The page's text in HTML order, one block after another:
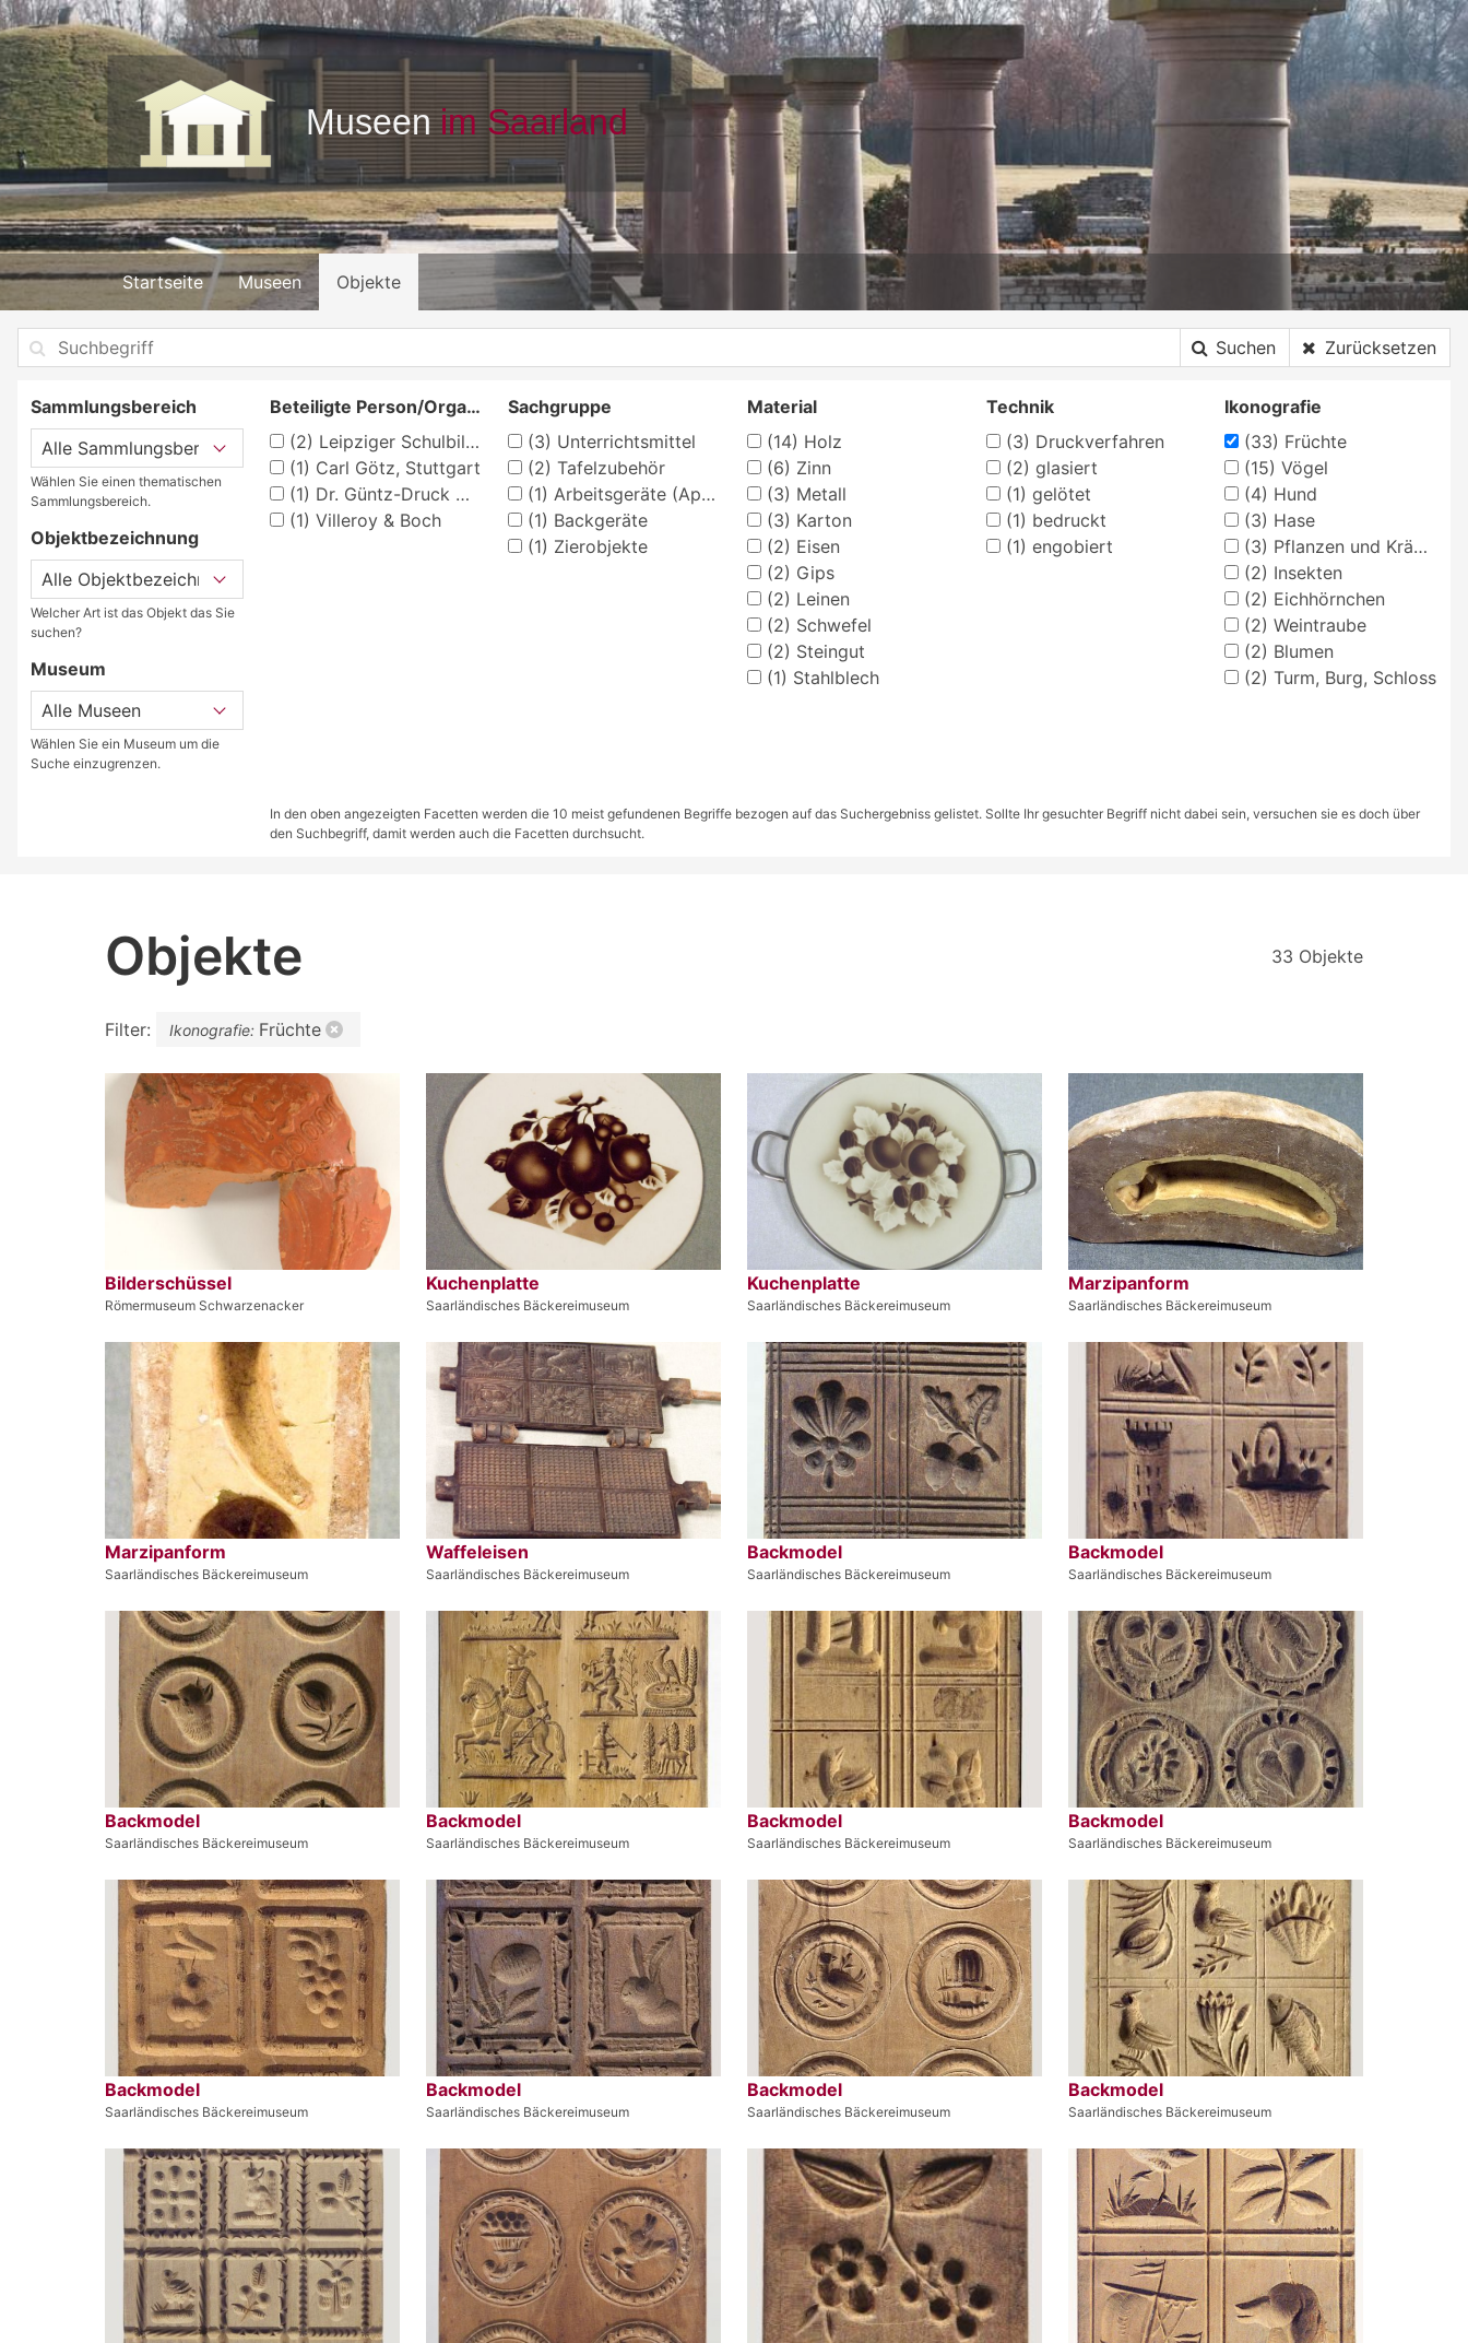
Startseite Museen Objekte
Suchen Zurücksetzen
Sammlungsbereich
Wählen Sie einen thematischen
Sammlungsbereich.
Objektbezeichnung
Welcher Art ist das Objekt das Sie
suchen?
Museum
Wählen Sie ein Museum um die
Suche einzugrenzen.
Beteiligte Person/Organisation
(2) Leipziger Schulbilderverlag von F. E. Wachsmuth, Leipzig
(1) Carl Götz, Stuttgart
(1) Dr. Güntz-Druck Dresden
(1) Villeroy & Boch
Sachgruppe
(3) Unterrichtsmittel
(2) Tafelzubehör
(1) Arbeitsgeräte (Apotheke)
(1) Backgeräte
(1) Zierobjekte
Material
(14) Holz
(6) Zinn
(3) Metall
(3) Karton
(2) Eisen
(2) Gips
(2) Leinen
(2) Schwefel
(2) Steingut
(1) Stahlblech
Technik
(3) Druckverfahren
(2) glasiert
(1) gelötet
(1) bedruckt
(1) engobiert
Ikonografie
(33) Früchte
(15) Vögel
(4) Hund
(3) Hase
(3) Pflanzen und Kräuter
(2) Insekten
(2) Eichhörnchen
(2) Weintraube
(2) Blumen
(2) Turm, Burg, Schloss
In den oben angezeigten Facetten werden die 10 meist gefundenen Begriffe bezogen auf das Suchergebniss gelistet. Sollte Ihr gesuchter Begriff nicht dabei sein, versuchen sie es doch über
den Suchbegriff, damit werden auch die Facetten durchsucht.
Objekte 33 Objekte
Filter: Ikonografie: Früchte
Bilderschüssel
Römermuseum Schwarzenacker
Kuchenplatte
Saarländisches Bäckereimuseum
Kuchenplatte
Saarländisches Bäckereimuseum
Marzipanform
Saarländisches Bäckereimuseum
Marzipanform
Saarländisches Bäckereimuseum
Waffeleisen
Saarländisches Bäckereimuseum
Backmodel
Saarländisches Bäckereimuseum
Backmodel
Saarländisches Bäckereimuseum
Backmodel
Saarländisches Bäckereimuseum
Backmodel
Saarländisches Bäckereimuseum
Backmodel
Saarländisches Bäckereimuseum
Backmodel
Saarländisches Bäckereimuseum
Backmodel
Saarländisches Bäckereimuseum
Backmodel
Saarländisches Bäckereimuseum
Backmodel
Saarländisches Bäckereimuseum
Backmodel
Saarländisches Bäckereimuseum